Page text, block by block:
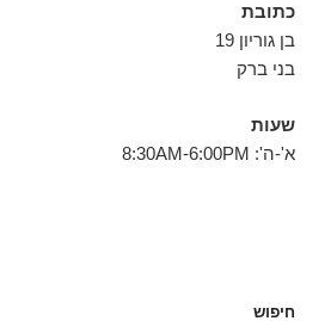
כתובת
בן גוריון 19
בני ברק
שעות
א'-ה': 8:30AM-6:00PM
חיפוש